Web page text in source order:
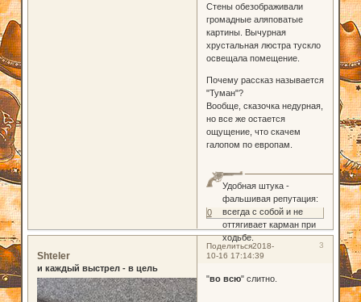
Стены обезображивали
громадные аляповатые
картины. Вычурная
хрустальная люстра тускло
освещала помещение.
Почему рассказ называется
"Туман"?
Вообще, сказочка недурная,
но все же остается
ощущение, что скачем
галопом по европам.
Удобная штука -
фальшивая репутация:
всегда с собой и не
оттягивает карман при
ходьбе.
0
Поделиться 3
2018-
10-16 17:14:39
Shteler
и каждый выстрел - в цель
"во всю" слитно.